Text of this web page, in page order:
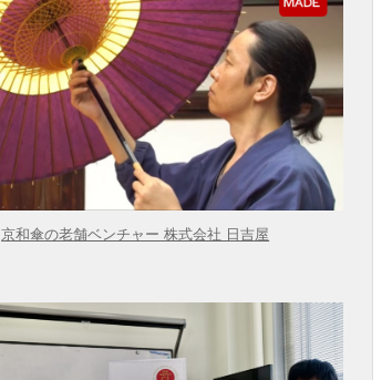
京和傘の老舗ベンチャー 株式会社 日吉屋